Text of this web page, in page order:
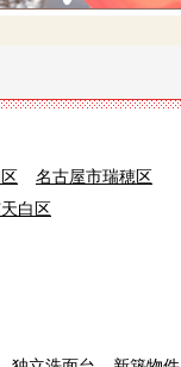
名古屋市瑞穂区
白区